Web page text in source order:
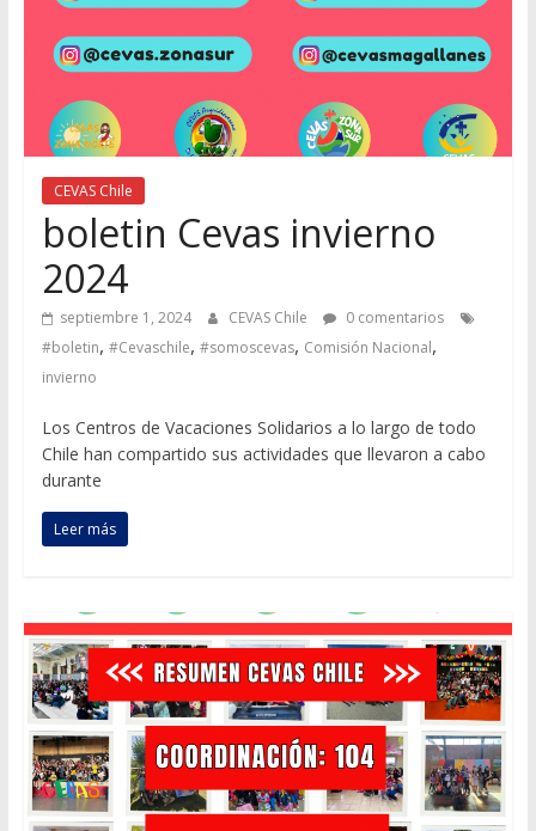
CEVAS Chile
boletin Cevas invierno
2024
septiembre 1, 2024 CEVAS Chile
0 comentarios
#boletin, #Cevaschile, #somoscevas, Comisión Nacional,
invierno
Los Centros de Vacaciones Solidarios a lo largo de todo
Chile han compartido sus actividades que llevaron a cabo
durante
Leer más